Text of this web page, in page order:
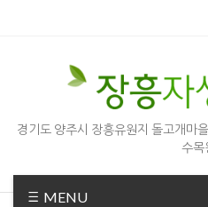
경기도 양주시 장흥유원지 돌고개마
수목
MENU